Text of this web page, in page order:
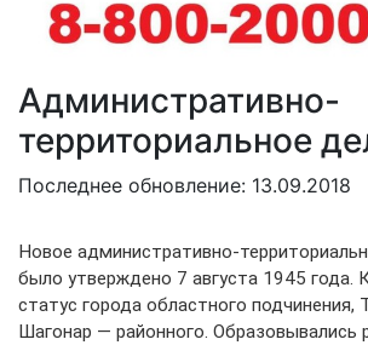
Административно-
территориальное
Последнее обновление: 13.09.2018
Новое административно-
было утверждено 7 августа 1945 года.
статус города областного подчинения,
Шагонар — районного. Образовывались